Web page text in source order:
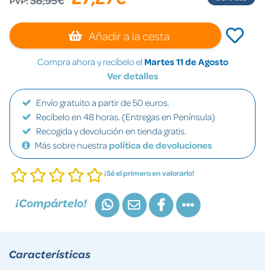
Añadir a la cesta
Compra ahora y recíbelo el Martes 11 de Agosto
Ver detalles
Envío gratuito a partir de 50 euros.
Recíbelo en 48 horas. (Entregas en Península)
Recogida y devolución en tienda gratis.
Más sobre nuestra política de devoluciones
¡Sé el primero en valorarlo!
¡Compártelo!
Características